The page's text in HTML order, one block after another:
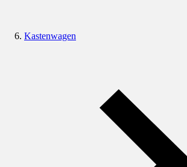
Kastenwagen